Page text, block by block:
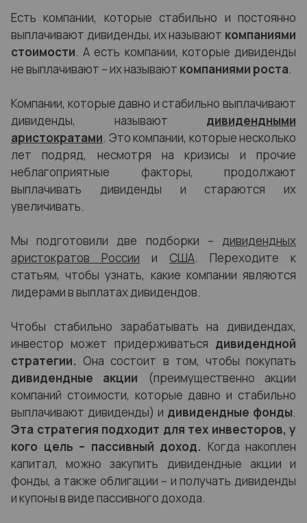
Есть компании, которые стабильно и постоянно
выплачивают дивиденды, их называют компаниями
стоимости. А есть компании, которые дивиденды
не выплачивают – их называют компаниями роста.
Компании, которые давно и стабильно выплачивают
дивиденды, называют
дивидендными
аристократами. Это компании, которые несколько
лет подряд, несмотря на кризисы и прочие
неблагоприятные факторы, продолжают
выплачивать дивиденды и стараются их
увеличивать.
Мы подготовили две подборки – дивидендных
аристократов России и США. Переходите к
статьям, чтобы узнать, какие компании являются
лидерами в выплатах дивидендов.
Чтобы стабильно зарабатывать на дивидендах,
инвестор может придерживаться дивидендной
стратегии. Она состоит в том, чтобы покупать
дивидендные акции (преимущественно акции
компаний стоимости, которые давно и стабильно
выплачивают дивиденды) и дивидендные фонды.
Эта стратегия подходит для тех инвесторов, у
кого цель – пассивный доход. Когда накоплен
капитал, можно закупить дивидендные акции и
фонды, а также облигации – и получать дивиденды
и купоны в виде пассивного дохода.